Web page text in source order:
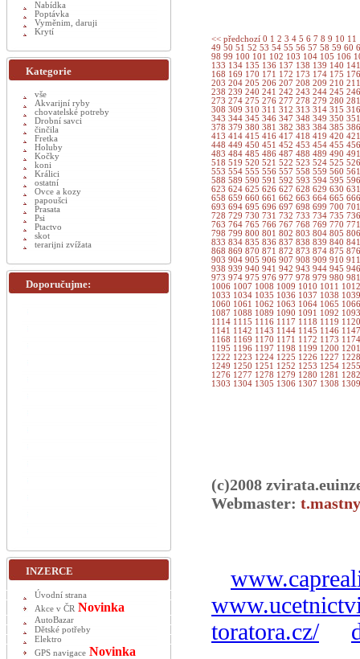
<< předchozí 0 1 2 3 4 5 6 7 8 9 10 11
49 50 51 52 53 54 55 56 57 58 59 60
98 99 100 101 102 103 104 105 106
133 134 135 136 137 138 139 140
168 169 170 171 172 173 174 175
203 204 205 206 207 208 209 210
238 239 240 241 242 243 244 245
273 274 275 276 277 278 279 280
308 309 310 311 312 313 314 315
343 344 345 346 347 348 349 350
378 379 380 381 382 383 384 385
413 414 415 416 417 418 419 420
448 449 450 451 452 453 454 455
483 484 485 486 487 488 489 490
518 519 520 521 522 523 524 525
553 554 555 556 557 558 559 560
588 589 590 591 592 593 594 595
623 624 625 626 627 628 629 630
658 659 660 661 662 663 664 665
693 694 695 696 697 698 699 700
728 729 730 731 732 733 734 735
763 764 765 766 767 768 769 770
798 799 800 801 802 803 804 805
833 834 835 836 837 838 839 840
868 869 870 871 872 873 874 875
903 904 905 906 907 908 909 910
938 939 940 941 942 943 944 945
973 974 975 976 977 978 979 980
1006 1007 1008 1009 1010 1011
1033 1034 1035 1036 1037 1038
1060 1061 1062 1063 1064 1065
1087 1088 1089 1090 1091 1092
1114 1115 1116 1117 1118 1119
1141 1142 1143 1144 1145 1146
1168 1169 1170 1171 1172 1173
1195 1196 1197 1198 1199 1200
1222 1223 1224 1225 1226 1227
1249 1250 1251 1252 1253 1254
1276 1277 1278 1279 1280 1281
1303 1304 1305 1306 1307 1308
(c)2008
Webmaster:
toratora.cz/
Nabídka
Poptávka
Vyměnim, daruji
Krytí
Kategorie
vše
Akvarijní ryby
chovatelské potreby
Drobní savci
činčila
Fretka
Holuby
Kočky
koni
Králici
ostatní
Ovce a kozy
papoušci
Prasata
Psi
Ptactvo
skot
terarijni zvížata
Doporučujme:
INZERCE
Úvodní strana
Akce v ČR Novinka
AutoBazar
Dětské potřeby
Elektro
GPS navigace Novinka